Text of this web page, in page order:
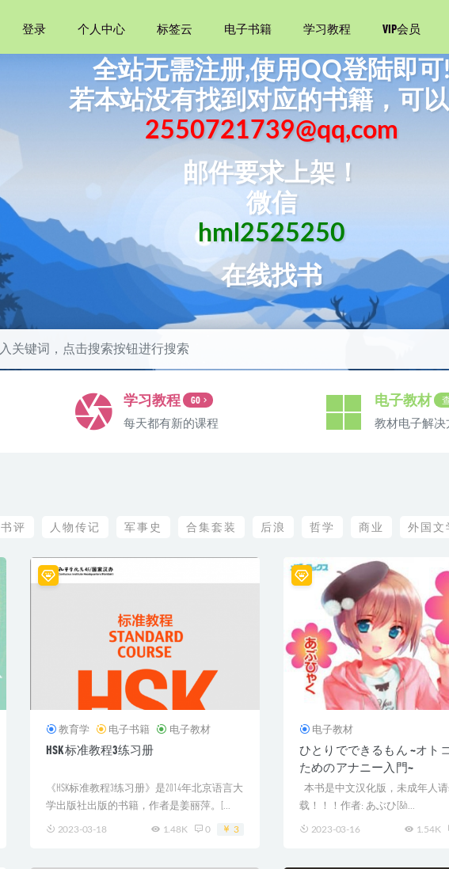
登录 个人中心 标签云 电子书籍 学习教程 VIP会员
全站无需注册,使用QQ登陆即可
若本站没有找到对应的书籍，可
2550721739@qq,com
邮件要求上架！
微信
hml2525250
在线找书
学习教程 GO
每天都有新的课程
电子教材
教材电子解决
书评 人物传记 军事史 合集套装 后浪 哲学 商业 外国文
教育学 电子书籍 电子教材
HSK标准教程3练习册
《HSK标准教程3练习册》是2014年北京语言大
学出版社出版的书籍，作者是姜丽萍。[...
2023-03-18 1.48K 0 3
电子教材
ひとりでできるもん ~オト
ためのアナニー入門~
本书是中文汉化版，未成年人
载！！！作者: あぶひ[&h...
2023-03-16 1.54K
TheLittleSASBook中文版入门指南(第5版) 2022-11-26
正统与华夷-中国传统政治文化研究 2021-05-07
金字塔原理 2022-07-11
古董局中局（全四册） 2021-12-06